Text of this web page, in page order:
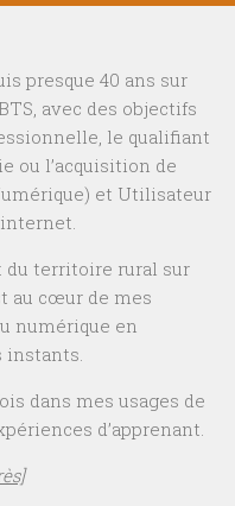
presque 40 ans sur
avec des objectifs
le qualifiant
ou l’acquisition de
et Utilisateur
du territoire rural sur
au cœur de mes
numérique en
instants.
dans mes usages de
d’apprenant.